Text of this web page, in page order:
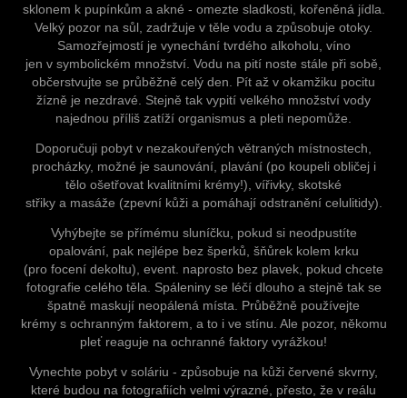
sklonem k pupínkům a akné - omezte sladkosti, kořeněná jídla.
Velký pozor na sůl, zadržuje v těle vodu a způsobuje otoky.
Samozřejmostí je vynechání tvrdého alkoholu, víno
jen v symbolickém množství. Vodu na pití noste stále při sobě,
občerstvujte se průběžně celý den. Pít až v okamžiku pocitu
žízně je nezdravé. Stejně tak vypití velkého množství vody
najednou příliš zatíží organismus a pleti nepomůže.
Doporučuji pobyt v nezakouřených větraných místnostech,
procházky, možné je saunování, plavání (po koupeli obličej i
tělo ošetřovat kvalitními krémy!), vířivky, skotské
střiky a masáže (zpevní kůži a pomáhají odstranění celulitidy).
Vyhýbejte se přímému sluníčku, pokud si neodpustíte
opalování, pak nejlépe bez šperků, šňůrek kolem krku
(pro focení dekoltu), event. naprosto bez plavek, pokud chcete
fotografie celého těla. Spáleniny se léčí dlouho a stejně tak se
špatně maskují neopálená místa. Průběžně používejte
krémy s ochranným faktorem, a to i ve stínu. Ale pozor, někomu
pleť reaguje na ochranné faktory vyrážkou!
Vynechte pobyt v soláriu - způsobuje na kůži červené skvrny,
které budou na fotografiích velmi výrazné, přesto, že v reálu